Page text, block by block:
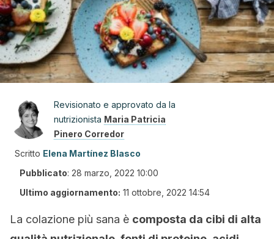
Revisionato e approvato da la
nutrizionista Maria Patricia
Pinero Corredor
Scritto Elena Martínez Blasco
Pubblicato: 28 marzo, 2022 10:00
Ultimo aggiornamento: 11 ottobre, 2022 14:54
La colazione più sana è composta da cibi di alta